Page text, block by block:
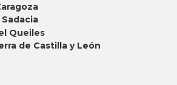
Sadacia
Queiles
de Castilla y León